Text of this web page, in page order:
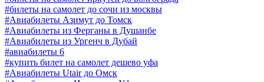
#билеты на самолет до сочи из москвы
#Авиабилеты Азимут до Томск
#Авиабилеты из Ферганы в Душанбе
#Авиабилеты из Ургенч в Дубай
#авиабилеты 6
#купить билет на самолет дешево уфа
#Авиабилеты Utair до Омск